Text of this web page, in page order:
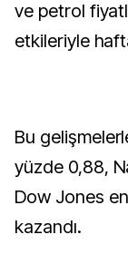
ve petrol
etkileriyle
Bu
yüzde 0,88,
Dow Jones
kazandı.